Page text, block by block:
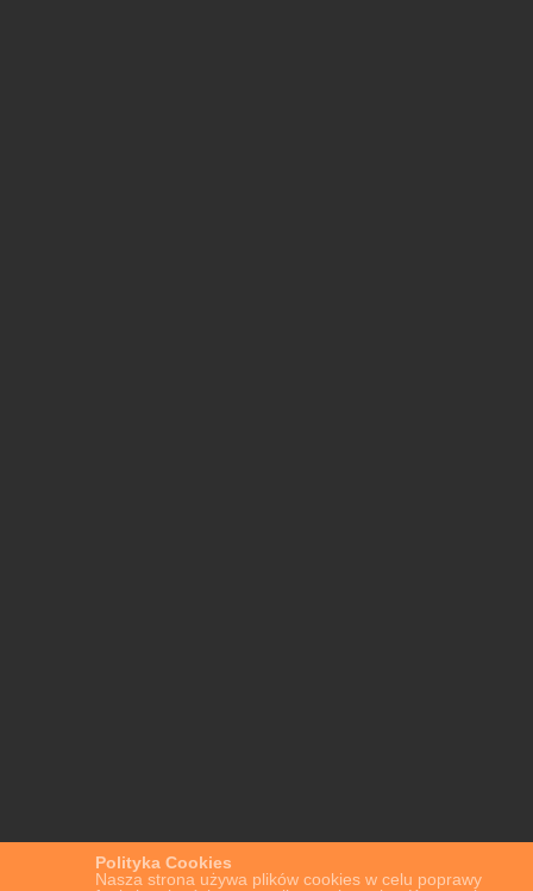
Polityka Cookies
Nasza strona używa plików cookies w celu poprawy